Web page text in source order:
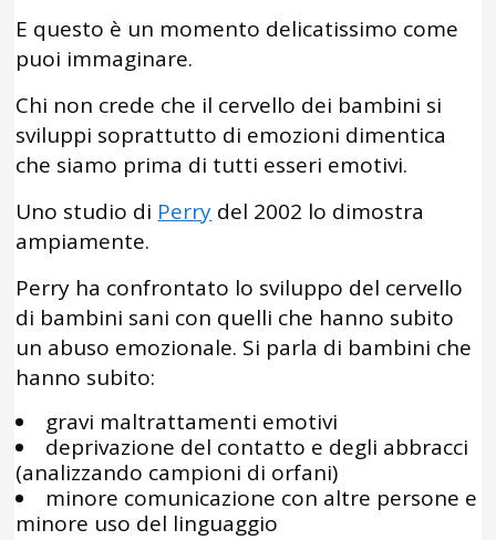
E questo è un momento delicatissimo come
puoi immaginare.
Chi non crede che il cervello dei bambini si
sviluppi soprattutto di emozioni dimentica
che siamo prima di tutti esseri emotivi.
Uno studio di Perry del 2002 lo dimostra
ampiamente.
Perry ha confrontato lo sviluppo del cervello
di bambini sani con quelli che hanno subito
un abuso emozionale. Si parla di bambini che
hanno subito:
gravi maltrattamenti emotivi
deprivazione del contatto e degli abbracci
(analizzando campioni di orfani)
minore comunicazione con altre persone e
minore uso del linguaggio